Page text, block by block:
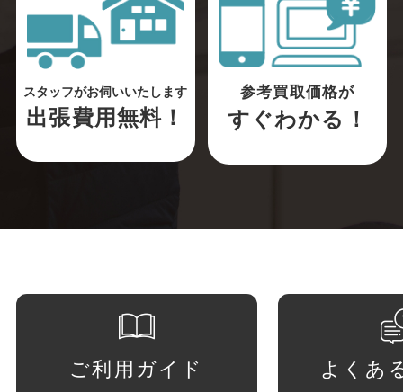
スタッフがお伺いいたします
出張費用無料！
参考買取価格が
すぐわかる！
ご利用ガイド よくあ